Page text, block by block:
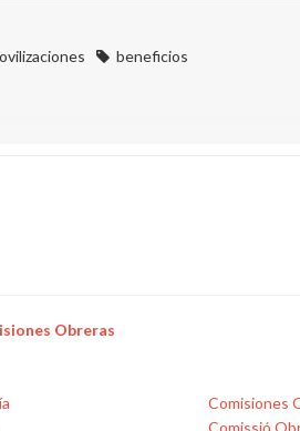
beneficios
Obreras
Comisiones
Comissió